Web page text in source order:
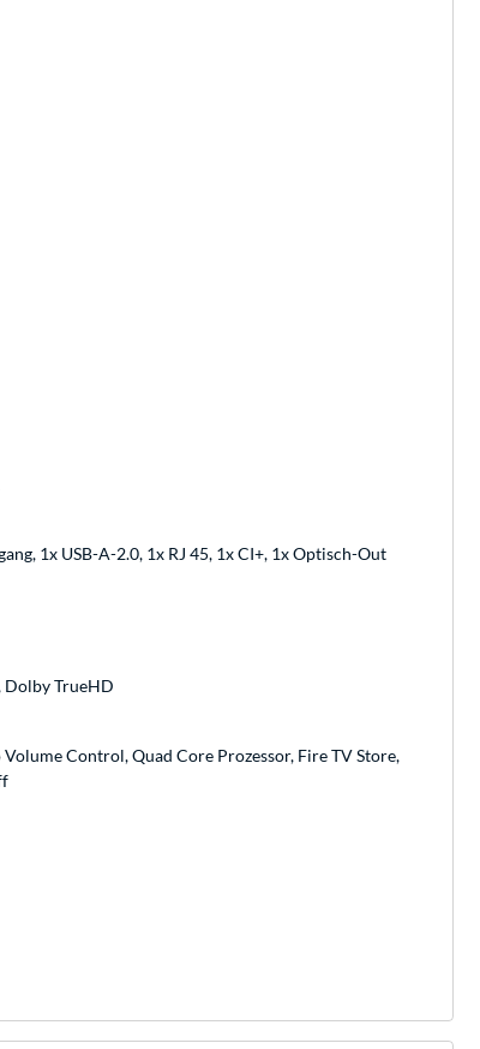
1x USB-A-2.0, 1x RJ 45, 1x CI+, 1x Optisch-Out
TrueHD
Control, Quad Core Prozessor, Fire TV Store,